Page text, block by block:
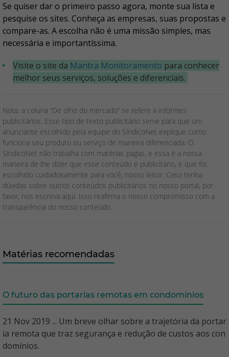
Se quiser dar o primeiro passo agora, monte sua lista e
pesquise os sites. Conheça as empresas, suas propostas e
compare-as. A escolha não é uma missão simples, mas
necessária e importantíssima.
Visite o site da Mantra Monitoramento para conhecer
melhor seus serviços, soluções e diferenciais.
Nota: a coluna “De olho do mercado” se refere a informes
publicitários. Esse tipo de texto publicitário serve para que um
anunciante escolhido pela equipe do SíndicoNet explique como
funciona seu produto ou serviço de maneira diferenciada. O
SíndicoNet não trabalha com matérias pagas, e essa é a nossa
maneira de lhe dizer que esse conteúdo é publicitário, e que foi
escolhido cuidadosamente para você, nosso leitor. Caso tenha
dúvidas sobre outros conteúdos publicitários no nosso portal, por
favor, nos escreva aqui. Isso reafirma o nosso compromisso com a
transparência do nosso conteúdo.
Matérias recomendadas
O futuro das portarias remotas em condomínios
21 Nov 2019 ... Um breve olhar sobre a trajetória da portar
ia remota que traz segurança e redução de custos aos con
domínios.